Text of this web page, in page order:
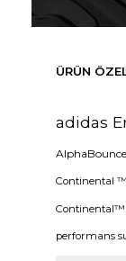
ÜRÜN
adidas
Continental
Continental™
performans